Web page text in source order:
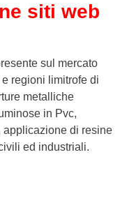
siti web
sul mercato
regioni limitrofe di
metalliche
in Pvc,
applicazione di resine
ed industriali.